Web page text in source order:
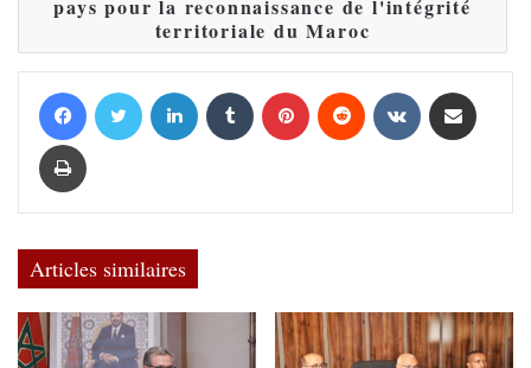
pays pour la reconnaissance de l'intégrité
territoriale du Maroc
Articles similaires